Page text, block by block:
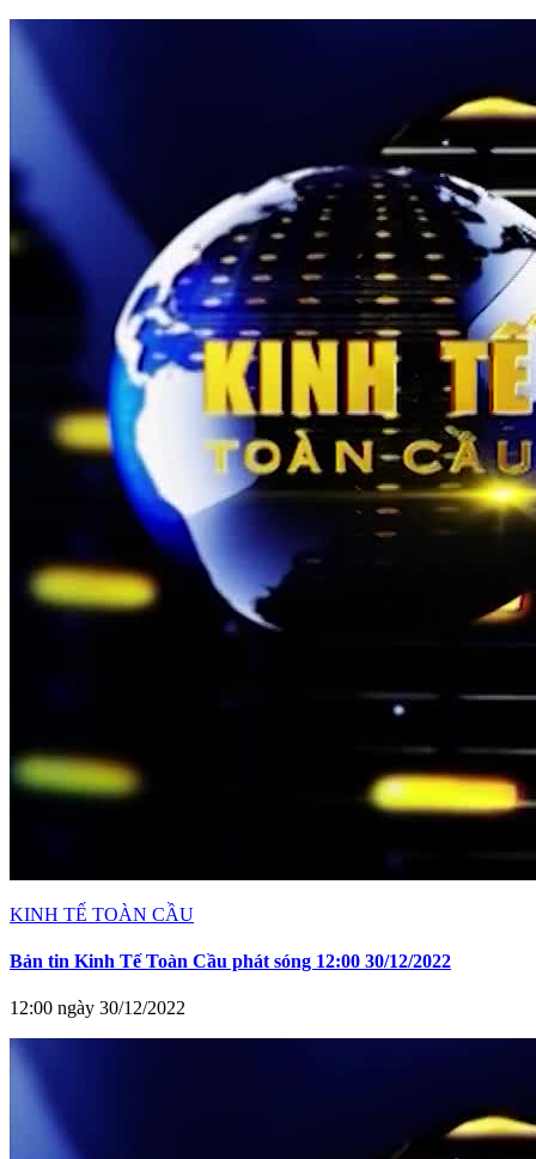
KINH TẾ TOÀN CẦU
Bản tin Kinh Tế Toàn Cầu phát sóng 12:00 30/12/2022
12:00 ngày 30/12/2022